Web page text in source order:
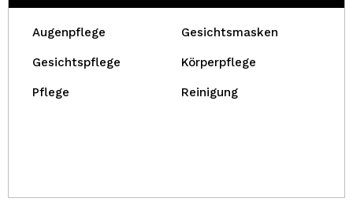
Augenpflege Gesichtsmasken
Gesichtspflege Körperpflege
Pflege Reinigung